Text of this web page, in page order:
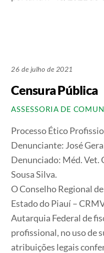
26 de julho de 2021
Censura Pública
ASSESSORIA DE
Processo Ético
Denunciante: José
Denunciado: Méd. Vet.
Sousa Silva.
O Conselho Regional
Estado do Piauí –
Autarquia Federal de
profissional, no uso de
atribuições legais